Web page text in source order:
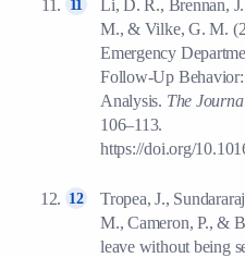
Li, D. R., Brennan,
M., & Vilke, G. M.
Emergency
Follow-Up
Analysis. The
106–113.
https://doi.org/
Tropea, J.,
M., Cameron, P., &
leave without being